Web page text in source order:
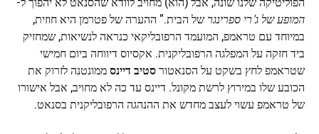
המופע של ג'רי ספרינגר של הבית." ההערה של פטרמן היא חוזית,
במיוחד עם טראמפ, המועמד הרפובליקאי כנראה לנשיאות, שמחזיק
ביד חזקה על המפלגה הרפובליקנית. אקסיוס דיווחה ביום חמישי
שטראמפ לחץ בשקט על הסנאטורסטיב דיינסממונטנה לזרוק את
הכובע שלו במירוץ לרשת מקונל. דיינס עד כה לא מחויב, אבל אישורו
של טראמפ עשוי לעצב מחדש את ההנהגה הרפובליקנית בסנאט.